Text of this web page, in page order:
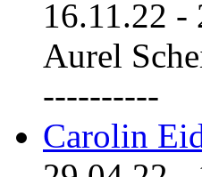
16.11.22 -
Aurel
----------
Carolin